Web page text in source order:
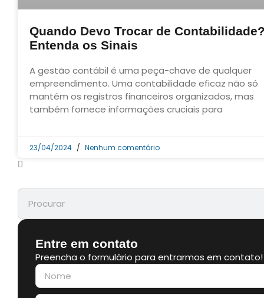
Quando Devo Trocar de
Entenda os Sinais
A gestão contábil é uma peça-chave de qualquer
empreendimento. Uma contabilidade eficaz não só
mantém os registros financeiros organizados, mas
também fornece informações cruciais para
23/04/2024 Nenhum comentário
Entre em contato
Preencha o formulário para entrarmos em contato!